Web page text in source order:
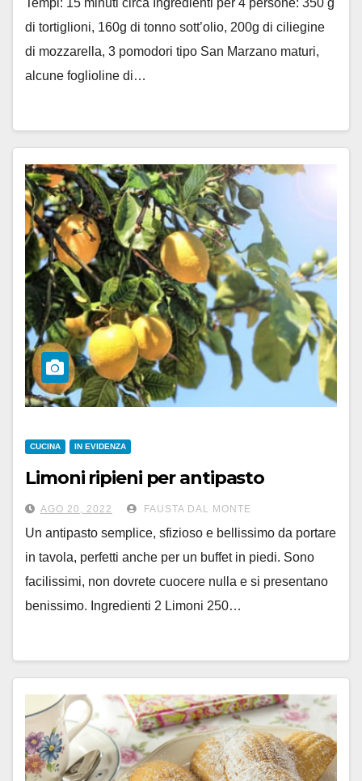
Tempi: 15 minuti circa Ingredienti per 4 persone: 350 g
di tortiglioni, 160g di tonno sott’olio, 200g di ciliegine
di mozzarella, 3 pomodori tipo San Marzano maturi,
alcune foglioline di…
CUCINA IN EVIDENZA
Limoni ripieni per antipasto
AGO 20, 2022 FAUSTA DAL MONTE
Un antipasto semplice, sfizioso e bellissimo da portare
in tavola, perfetti anche per un buffet in piedi. Sono
facilissimi, non dovrete cuocere nulla e si presentano
benissimo. Ingredienti 2 Limoni 250…